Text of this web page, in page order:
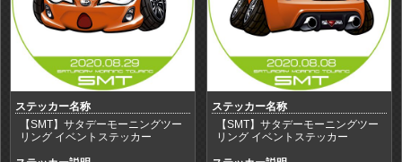
ステッカー名称
【SMT】サタデーモーニングツー
リング イベントステッカー
ステッカー名称
【SMT】サタデーモーニングツー
リング イベントステッカー